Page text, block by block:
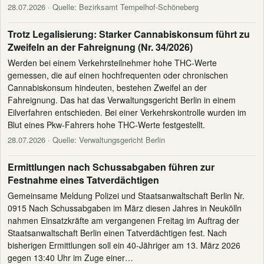
28.07.2026 · Quelle: Bezirksamt Tempelhof-Schöneberg
Trotz Legalisierung: Starker Cannabiskonsum führt zu
Zweifeln an der Fahreignung (Nr. 34/2026)
Werden bei einem Verkehrsteilnehmer hohe THC-Werte
gemessen, die auf einen hochfrequenten oder chronischen
Cannabiskonsum hindeuten, bestehen Zweifel an der
Fahreignung. Das hat das Verwaltungsgericht Berlin in einem
Eilverfahren entschieden. Bei einer Verkehrskontrolle wurden im
Blut eines Pkw-Fahrers hohe THC-Werte festgestellt.
28.07.2026 · Quelle: Verwaltungsgericht Berlin
Ermittlungen nach Schussabgaben führen zur
Festnahme eines Tatverdächtigen
Gemeinsame Meldung Polizei und Staatsanwaltschaft Berlin Nr.
0915 Nach Schussabgaben im März diesen Jahres in Neukölln
nahmen Einsatzkräfte am vergangenen Freitag im Auftrag der
Staatsanwaltschaft Berlin einen Tatverdächtigen fest. Nach
bisherigen Ermittlungen soll ein 40-Jähriger am 13. März 2026
gegen 13:40 Uhr im Zuge einer…